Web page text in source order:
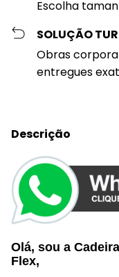
Escolha
SOLUÇÃO
Obras
entregues
Descrição
Olá, sou a
Flex,